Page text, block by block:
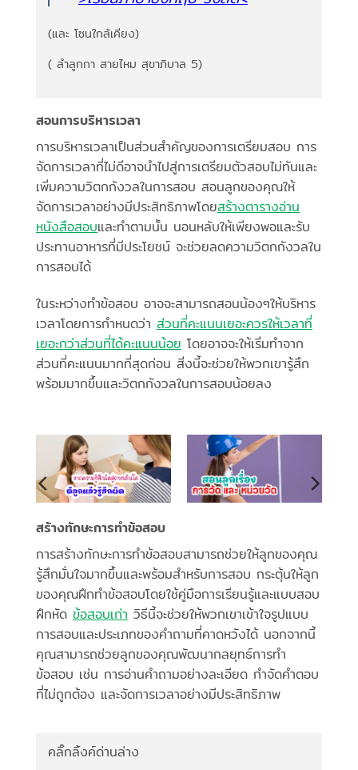
(และ โซนใกล้เคียง)
( ลำลูกกา สายไหม สุขาภิบาล 5)
สอนการบริหารเวลา
การบริหารเวลาเป็นส่วนสำคัญของการเตรียมสอบ การ
จัดการเวลาที่ไม่ดีอาจนำไปสู่การเตรียมตัวสอบไม่ทันและ
เพิ่มความวิตกกังวลในการสอบ สอนลูกของคุณให้
จัดการเวลาอย่างมีประสิทธิภาพโดยสร้างตารางอ่าน
หนังสือสอบและทำตามนั้น นอนหลับให้เพียงพอและรับ
ประทานอาหารที่มีประโยชน์ จะช่วยลดความวิตกกังวลใน
การสอบได้
ในระหว่างทำข้อสอบ อาจจะสามารถสอนน้องๆให้บริหาร
เวลาโดยการกำหนดว่า ส่วนที่คะแนนเยอะควรให้เวลาที่
เยอะกว่าส่วนที่ได้คะแนนน้อย โดยอาจจะให้เริ่มทำจาก
ส่วนที่คะแนนมากที่สุดก่อน สิ่งนี้จะช่วยให้พวกเขารู้สึก
พร้อมมากขึ้นและวิตกกังวลในการสอบน้อยลง
สร้างทักษะการทำข้อสอบ
การสร้างทักษะการทำข้อสอบสามารถช่วยให้ลูกของคุณ
รู้สึกมั่นใจมากขึ้นและพร้อมสำหรับการสอบ กระตุ้นให้ลูก
ของคุณฝึกทำข้อสอบโดยใช้คู่มือการเรียนรู้และแบบสอบ
ฝึกหัด ข้อสอบเก่า วิธีนี้จะช่วยให้พวกเขาเข้าใจรูปแบบ
การสอบและประเภทของคำถามที่คาดหวังได้ นอกจากนี้
คุณสามารถช่วยลูกของคุณพัฒนากลยุทธ์การทำ
ข้อสอบ เช่น การอ่านคำถามอย่างละเอียด กำจัดคำตอบ
ที่ไม่ถูกต้อง และจัดการเวลาอย่างมีประสิทธิภาพ
คลิ๊กลิ้งค์ด่านล่าง